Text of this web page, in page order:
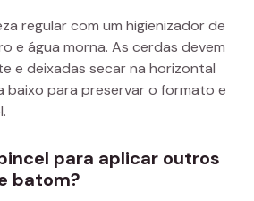
regular com um higienizador de
e água morna. As cerdas devem
e deixadas secar na horizontal
baixo para preservar o formato e
para aplicar outros
batom?